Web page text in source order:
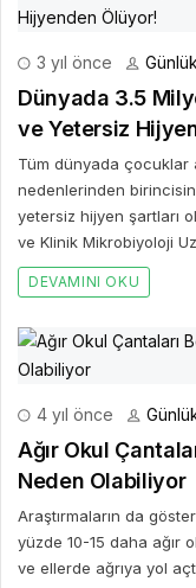
3 yıl önce
Dünyada 3.5
ve Yetersiz
Tüm dünyada çocuklar
nedenlerinden
yetersiz hijyen şartları
ve Klinik Mikrobiyoloji
DEVAMINI OKU
4 yıl önce
Ağır Okul
Neden Olabiliyor
Araştırmaların da
yüzde 10-15 daha ağır
ve ellerde ağrıya yol